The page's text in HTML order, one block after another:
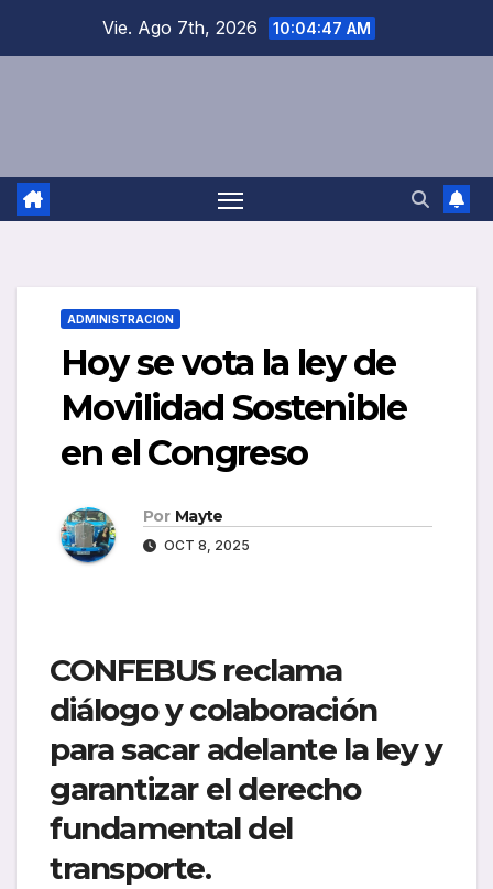
Vie. Ago 7th, 2026 10:04:47 AM
ADMINISTRACION
Hoy se vota la ley de
Movilidad Sostenible
en el Congreso
Por Mayte
OCT 8, 2025
CONFEBUS reclama
diálogo y colaboración
para sacar adelante la ley y
garantizar el derecho
fundamental del
transporte.